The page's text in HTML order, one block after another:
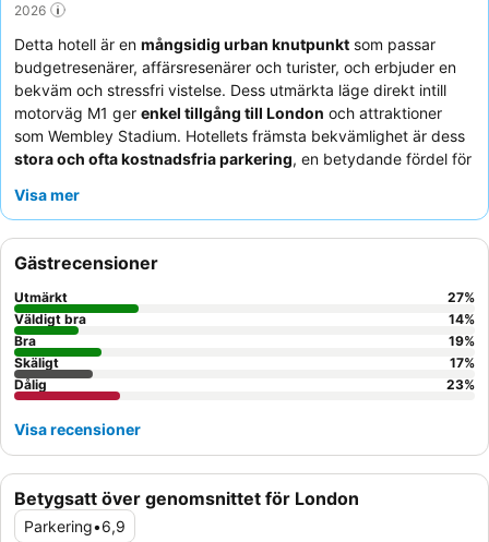
2026
Detta hotell är en mångsidig urban knutpunkt som passar
budgetresenärer, affärsresenärer och turister, och erbjuder en
bekväm och stressfri vistelse. Dess utmärkta läge direkt intill
motorväg M1 ger enkel tillgång till London och attraktioner
som Wembley Stadium. Hotellets främsta bekvämlighet är dess
stora och ofta kostnadsfria parkering, en betydande fördel för
vänliga och välkomnande personalen
och kvällsmåltiderna. För en lugnare upplevelse, överväg att be
om ett rum som inte vetter mot motorvägen eller järnvägen.
Visa mer
Betygsatt över genomsnittet för London
Parkering•6,9
Gästrecensioner
Utmärkt 27%
Väldigt bra
14%
Bra
19%
Skäligt
17%
Dålig
23%
Visa recensioner